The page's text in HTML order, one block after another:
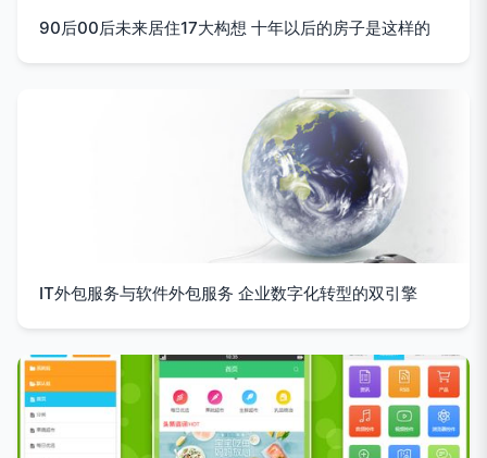
90后00后未来居住17大构想 十年以后的房子是这样的
IT外包服务与软件外包服务 企业数字化转型的双引擎